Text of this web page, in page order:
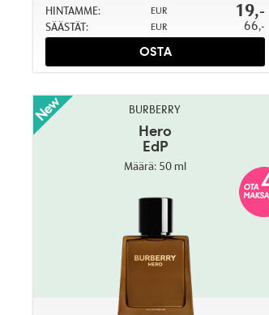
HINTAMME: EUR 19,-
SÄÄSTÄT: EUR 66,-
OSTA
BURBERRY
Hero
EdP
Määrä: 50 ml